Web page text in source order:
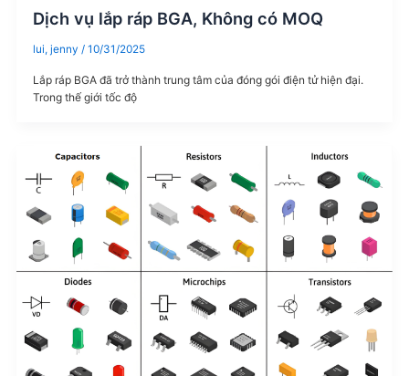
Dịch vụ lắp ráp BGA, Không có MOQ
lui, jenny / 10/31/2025
Lắp ráp BGA đã trở thành trung tâm của đóng gói điện tử hiện đại.
Trong thế giới tốc độ